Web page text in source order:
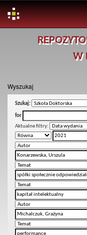
W
Wyszukaj
Szukaj:
for
Aktualne filtry: